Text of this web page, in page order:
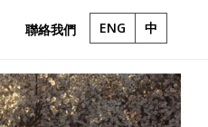
聯絡我們 ENG 中